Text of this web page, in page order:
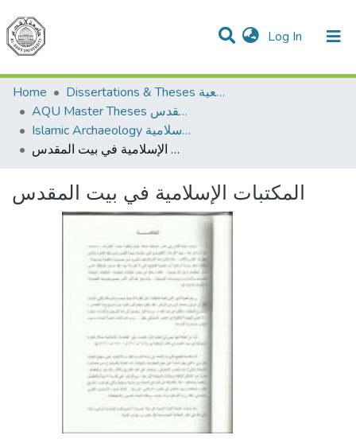
Log In (current)
Communities & Collections
All of DSpace
Home
Dissertations & Theses الرسائل الجامعية
AQU Master Theses الرسائل الجامعية الخاصة بجامعة القدس
Islamic Archaeology الأثار الاسلامية
المكتبات الإسلامية في بيت المقدس
المكتبات الإسلامية في بيت المقدس